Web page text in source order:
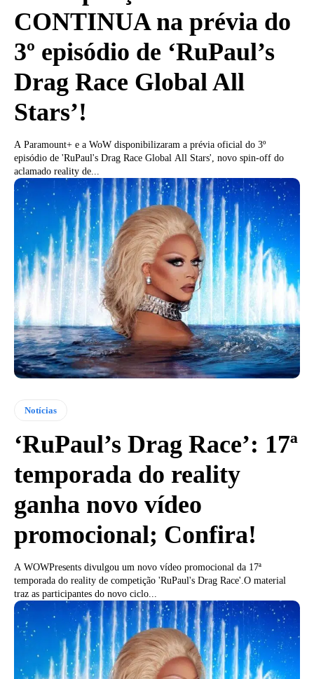
CONTINUA na prévia do
3º episódio de ‘RuPaul’s
Drag Race Global All
Stars’!
A Paramount+ e a WoW disponibilizaram a prévia oficial do 3º
episódio de 'RuPaul's Drag Race Global All Stars', novo spin-off do
aclamado reality de...
Notícias
‘RuPaul’s Drag Race’: 17ª
temporada do reality
ganha novo vídeo
promocional; Confira!
A WOWPresents divulgou um novo vídeo promocional da 17ª
temporada do reality de competição 'RuPaul's Drag Race'.O material
traz as participantes do novo ciclo...